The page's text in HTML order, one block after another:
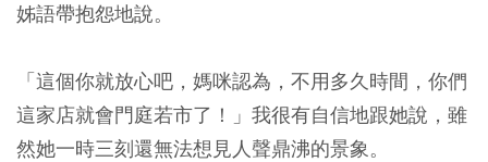
姊語帶抱怨地說。
「這個你就放心吧，媽咪認為，不用多久時間，你們
這家店就會門庭若市了！」我很有自信地跟她說，雖
然她一時三刻還無法想見人聲鼎沸的景象。